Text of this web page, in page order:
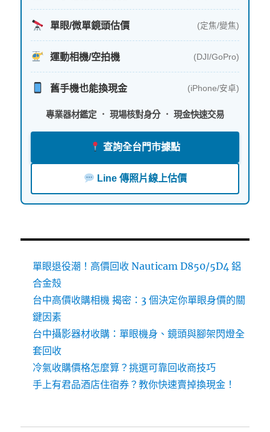
單眼/微單鏡頭估價 (定焦/變焦)
運動相機/空拍機 (DJI/GoPro)
舊手機也能換現金 (iPhone/安卓)
專業器材鑑定 ． 現場核對身分 ． 現金快速交易
查詢全台門市據點
Line 傳照片線上估價
單眼退役潮！高價回收 Nauticam D850/5D4 鋁
合金殼
台中高價收購相機 揭密：3 個決定你單眼身價的關
鍵因素
台中攝影器材收購：單眼機身、鏡頭與腳架閃燈全
套回收
冷氣收購價格怎麼算？挑選可靠回收商技巧
手上有君品酒店住宿券？教你快速賣掉換現金！